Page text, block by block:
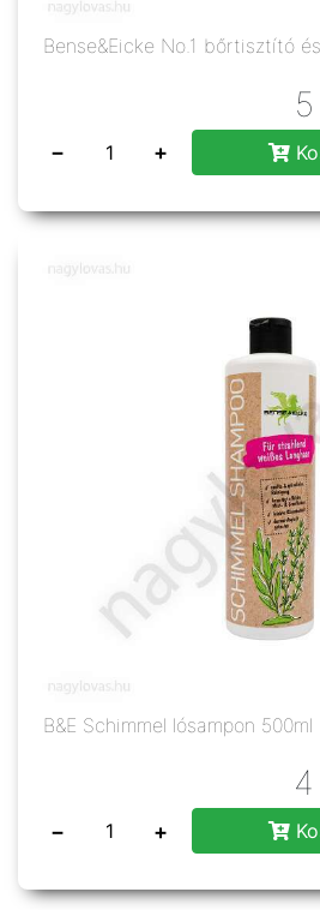
Bense&Eicke No.1 bőrtisztító
− +
B&E Schimmel lósampon 500ml
− +